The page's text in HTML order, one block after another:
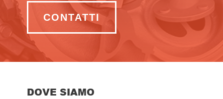
CONTATTI
DOVE SIAMO